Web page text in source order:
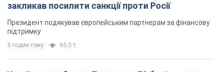
закликав посилити санкції проти Росії
Президент подякував європейським партнерам за фінансову
підтримку
5 годин тому 65,5 т.